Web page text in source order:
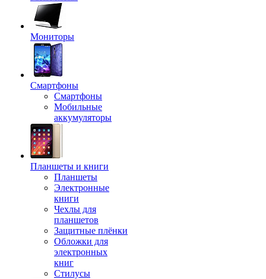
Мониторы
Смартфоны
Смартфоны
Мобильные
аккумуляторы
Планшеты и книги
Планшеты
Электронные
книги
Чехлы для
планшетов
Защитные плёнки
Обложки для
электронных
книг
Стилусы